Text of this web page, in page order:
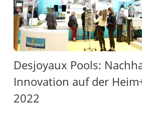
Desjoyaux Pools:
Innovation auf der
2022